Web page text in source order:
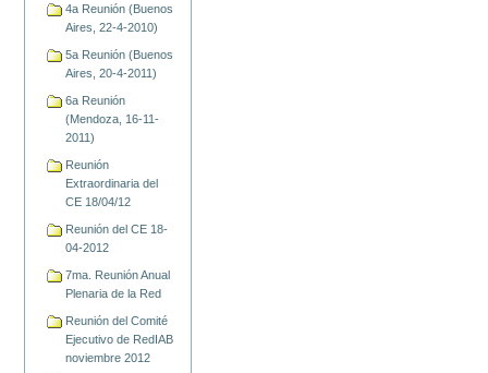
4a Reunión (Buenos
Aires, 22-4-2010)
5a Reunión (Buenos
Aires, 20-4-2011)
6a Reunión
(Mendoza, 16-11-
2011)
Reunión
Extraordinaria del
CE 18/04/12
Reunión del CE 18-
04-2012
7ma. Reunión Anual
Plenaria de la Red
Reunión del Comité
Ejecutivo de RedIAB
noviembre 2012